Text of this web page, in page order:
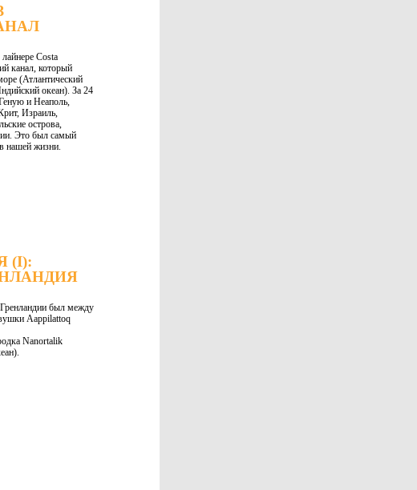
Costa
канал, который
(Атлантический
океан). За 24
и Неаполь,
Израиль,
острова,
Это был самый
нашей жизни.
(I):
был между
Aappilattoq
Nanortalik